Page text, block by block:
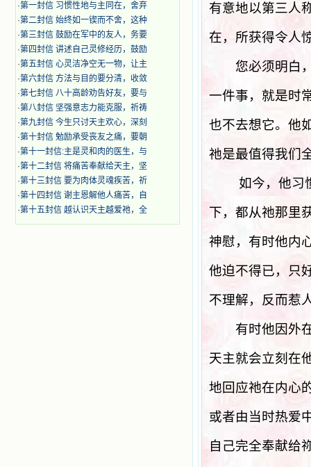
·第一封信 习惯性地与主同在，舍弃
·第二封信 始终如一锲而不舍，这种
·第三封信 鼓励在军中的友人，务要
·第四封信 讲述自己灵修经历，鼓励
·第五封信 心灵洁净空无一物，让主
·第六封信 方法与目的要分清，收敛
·第七封信 八十高龄劝告好友，要与
·第八封信 坚强意志力能克服，祈祷
·第九封信 今生只讨天主欢心，深刻
·第十封信 勉励承受丧友之痛，要朝
·第十一封信:主是灵和肉的医生，与
·第十二封信 将痛苦奉献给天主，坚
·第十三封信 要为肉体灵魂疾苦，祈
·第十四封信 谢主恩解他人痛苦，自
·第十五封信 越认识天主越爱祂，全
有意地以第三人
在，所获得令人
您必须明白，
一件事，就是时
也不去想它。他
祂是最值得我们
如今，他习
下，都从祂那里
神慰，有时他内
他迫不得已，只
不理解，反而惹
有时他因外在
天主就会立刻在
地回应祂在内心
或者由当时热爱
自己完全奉献给